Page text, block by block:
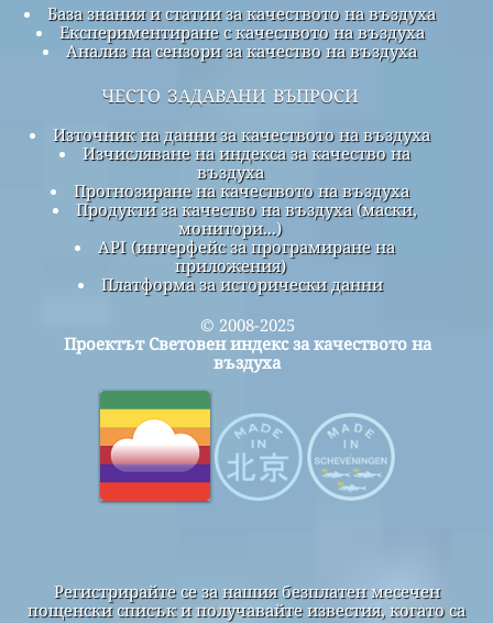
База знания и статии за качеството на въздуха
Експериментиране с качеството на въздуха
Анализ на сензори за качество на въздуха
често задавани въпроси
Източник на данни за качеството на въздуха
Изчисляване на индекса за качество на
въздуха
Прогнозиране на качеството на въздуха
Продукти за качество на въздуха (маски,
монитори...)
API (интерфейс за програмиране на
приложения)
Платформа за исторически данни
© 2008-2025
Проектът Световен индекс за качеството на
въздуха
Регистрирайте се за нашия безплатен месечен
пощенски списък и получавайте известия, когато са